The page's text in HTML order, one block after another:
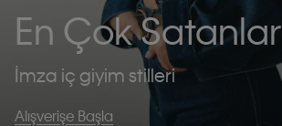
En Çok Satanlar
İmza iç giyim stilleri
Alışverişe Başla